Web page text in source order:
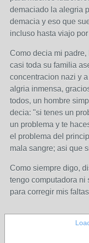
demaciado la alegria
demacia y eso que
incluso hasta viajo
Como decia mi
casi toda su familia
concentracion nazi y
algria inmensa,
todos, un hombre
decia: "si tenes un
un problema y te
el problema del
mala sangre; asi que
Como siempre digo,
tengo computadora ni
para corregir mis